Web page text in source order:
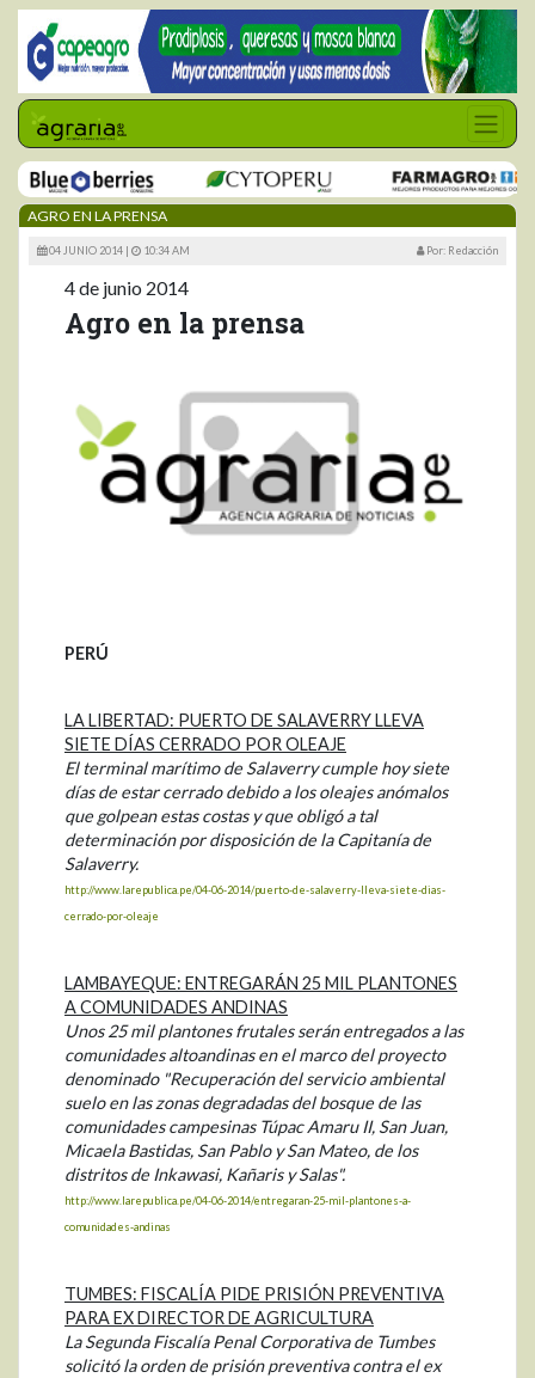
AGRO EN LA PRENSA
04 JUNIO 2014 | 10:34 AM Por: Redacción
4 de junio 2014
Agro en la prensa
PERÚ
LA LIBERTAD: PUERTO DE SALAVERRY LLEVA
SIETE DÍAS CERRADO POR OLEAJE
El terminal marítimo de Salaverry cumple hoy siete
días de estar cerrado debido a los oleajes anómalos
que golpean estas costas y que obligó a tal
determinación por disposición de la Capitanía de
Salaverry.
http://www.larepublica.pe/04-06-2014/puerto-de-salaverry-lleva-siete-dias-
cerrado-por-oleaje
LAMBAYEQUE: ENTREGARÁN 25 MIL PLANTONES
A COMUNIDADES ANDINAS
Unos 25 mil plantones frutales serán entregados a las
comunidades altoandinas en el marco del proyecto
denominado "Recuperación del servicio ambiental
suelo en las zonas degradadas del bosque de las
comunidades campesinas Túpac Amaru II, San Juan,
Micaela Bastidas, San Pablo y San Mateo, de los
distritos de Inkawasi, Kañaris y Salas".
http://www.larepublica.pe/04-06-2014/entregaran-25-mil-plantones-a-
comunidades-andinas
TUMBES: FISCALÍA PIDE PRISIÓN PREVENTIVA
PARA EX DIRECTOR DE AGRICULTURA
La Segunda Fiscalía Penal Corporativa de Tumbes
solicitó la orden de prisión preventiva contra el ex